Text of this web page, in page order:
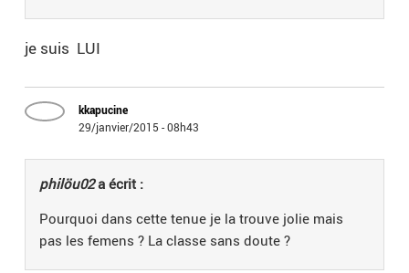
je suis LUI
kkapucine
29/janvier/2015 - 08h43
philöu02a écrit :
Pourquoi dans cette tenue je la trouve jolie mais
pas les femens ? La classe sans doute ?